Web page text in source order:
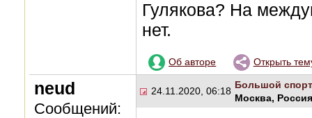
Гулякова? На
нет.
Об авторе Открыть
neud
Сообщений:
24.11.2020, 06:18
Большой
Москва,